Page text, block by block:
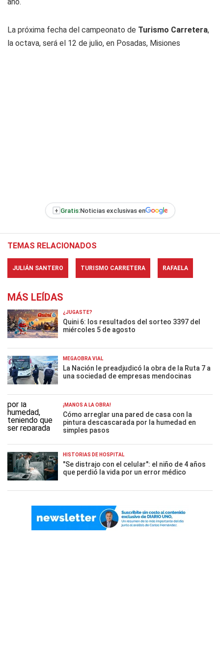
La próxima fecha del campeonato de Turismo Carretera,
la octava, será el 12 de julio, en Posadas, Misiones
+ Gratis:Noticias exclusivas en
TEMAS RELACIONADOS
JULIÁN SANTERO TURISMO CARRETERA RAFAELA
MÁS LEÍDAS
¿JUGASTE?
Quini 6: los resultados del sorteo 3397 del
miércoles 5 de agosto
MEGAOBRA VIAL
La Nación le preadjudicó la obra de la Ruta 7 a
una sociedad de empresas mendocinas
¡MANOS A LA OBRA!
Cómo arreglar una pared de casa con la
pintura descascarada por la humedad en
simples pasos
HISTORIAS DE HOSPITAL
"Se distrajo con el celular": el niño de 4 años
que perdió la vida por un error médico